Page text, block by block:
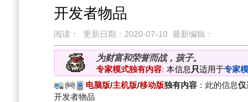
开发者物品
阅读： 更新日期： 2020-07-10 最新编辑：
导
航
搜
索
为财富和荣誉而战，孩子。
专家模式独有内容: 本信息 只适用于专家
电脑版/主机版/移动版独有内容 ：此的信息仅
开发者物品